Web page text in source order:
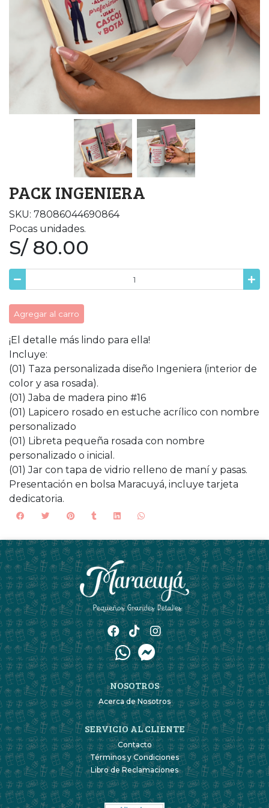
PACK INGENIERA
SKU: 78086044690864
Pocas unidades.
S/ 80.00
Agregar al carro
¡El detalle más lindo para ella!
Incluye:
(01) Taza personalizada diseño Ingeniera (interior de
color y asa rosada).
(01) Jaba de madera pino #16
(01) Lapicero rosado en estuche acrílico con nombre
personalizado
(01) Libreta pequeña rosada con nombre
personalizado o inicial.
(01) Jar con tapa de vidrio relleno de maní y pasas.
Presentación en bolsa Maracuyá, incluye tarjeta
dedicatoria.
NOSOTROS
Acerca de Nosotros
SERVICIO AL CLIENTE
Contacto
Términos y Condiciones
Libro de Reclamaciones